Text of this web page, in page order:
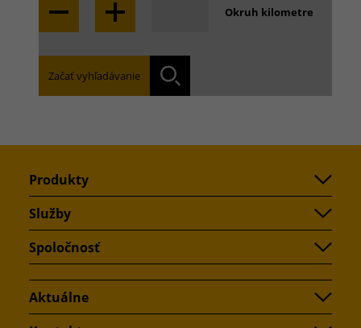
Okruh kilometre
Začať vyhľadávanie
Nájdite pobočku, v ktorej pôsobnosti sa
nachádzate:
Produkty
Služby
Spoločnosť
Aktuálne